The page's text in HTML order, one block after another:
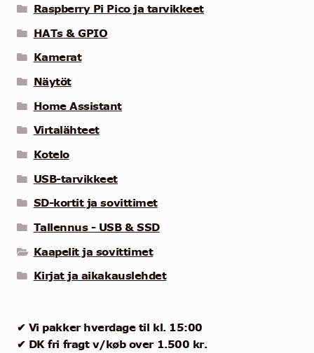
Raspberry Pi Pico ja tarvikkeet
HATs & GPIO
Kamerat
Näytöt
Home Assistant
Virtalähteet
Kotelo
USB-tarvikkeet
SD-kortit ja sovittimet
Tallennus - USB & SSD
Kaapelit ja sovittimet
Kirjat ja aikakauslehdet
✔ Vi pakker hverdage til kl. 15:00
✔ DK fri fragt v/køb over 1.500 kr.